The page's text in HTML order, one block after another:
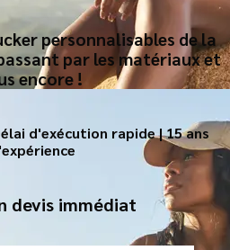
personnalisables de la
par les matériaux et
encore !
d'exécution rapide | 15 ans
devis immédiat